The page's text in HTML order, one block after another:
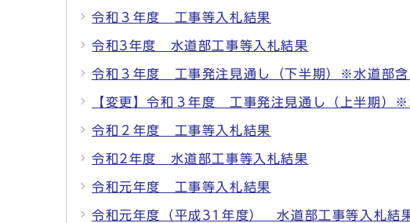
令和３年度 工事等入札結果
令和3年度 水道部工事等入札結果
令和３年度 工事発注見通し（下半期）※水道部含
【変更】令和３年度 工事発注見通し（上半期）※
令和２年度 工事等入札結果
令和2年度 水道部工事等入札結果
令和元年度 工事等入札結果
令和元年度（平成31年度） 水道部工事等入札結